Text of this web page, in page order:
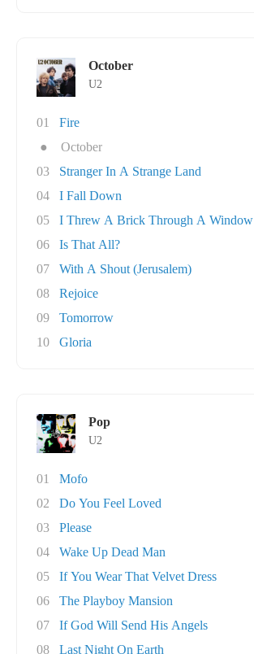
October
U2
01
Fire
●
October
03
Stranger In A Strange Land
04
I Fall Down
05
I Threw A Brick Through A Window
06
Is That All?
07
With A Shout (Jerusalem)
08
Rejoice
09
Tomorrow
10
Gloria
Pop
U2
01
Mofo
02
Do You Feel Loved
03
Please
04
Wake Up Dead Man
05
If You Wear That Velvet Dress
06
The Playboy Mansion
07
If God Will Send His Angels
08
Last Night On Earth